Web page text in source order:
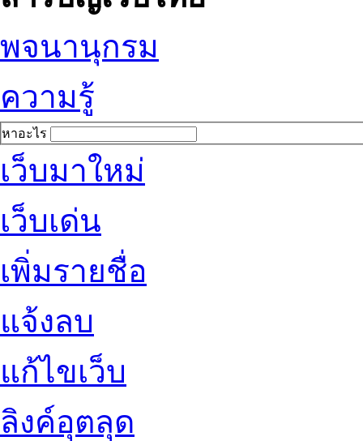
พจนานุกรม
ความรู้
หาอะไร
เว็บมาใหม่
เว็บเด่น
เพิ่มรายชื่อ
แจ้งลบ
แก้ไขเว็บ
ลิงค์อุตลุด